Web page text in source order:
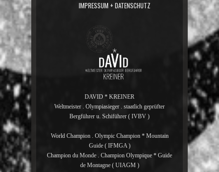
IMPRESSUM + DATENSCHUTZ
DAVID * KREINER
Weltmeister . Olympiasieger . staatlich geprüfter
Bergführer u. Schiführer ( IVBV )
World Champion . Olympic Champion * Mountain
Guide ( IFMGA )
Champion du Monde . Champion Olympique * Guide
de Montagne ( UIAGM )